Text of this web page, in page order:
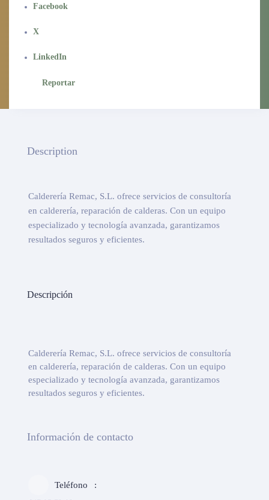
Facebook
X
LinkedIn
Reportar
Description
Calderería Remac, S.L. ofrece servicios de consultoría
en calderería, reparación de calderas. Con un equipo
especializado y tecnología avanzada, garantizamos
resultados seguros y eficientes.
Descripción
Calderería Remac, S.L. ofrece servicios de consultoría
en calderería, reparación de calderas. Con un equipo
especializado y tecnología avanzada, garantizamos
resultados seguros y eficientes.
Información de contacto
Teléfono